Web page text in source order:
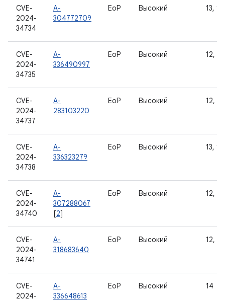
CVE-
2024-
34734
A-
304772709
EoP Высокий 13, 14
CVE-
2024-
34735
A-
336490997
EoP Высокий 12,
CVE-
2024-
34737
A-
283103220
EoP Высокий 12,
CVE-
2024-
34738
A-
336323279
EoP Высокий 13, 14
CVE-
2024-
34740
A-
307288067
[2]
EoP Высокий 12,
CVE-
2024-
34741
A-
318683640
EoP Высокий 12,
CVE-
2024-
A-
336648613
EoP Высокий 14